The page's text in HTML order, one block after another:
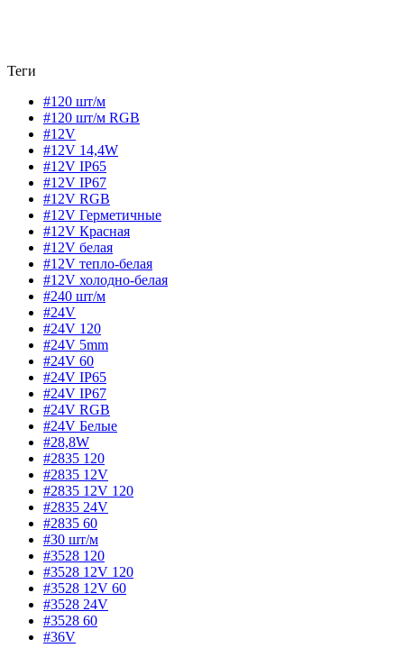
Теги
#120 шт/м
#120 шт/м RGB
#12V
#12V 14,4W
#12V IP65
#12V IP67
#12V RGB
#12V Герметичные
#12V Красная
#12V белая
#12V тепло-белая
#12V холодно-белая
#240 шт/м
#24V
#24V 120
#24V 5mm
#24V 60
#24V IP65
#24V IP67
#24V RGB
#24V Белые
#28,8W
#2835 120
#2835 12V
#2835 12V 120
#2835 24V
#2835 60
#30 шт/м
#3528 120
#3528 12V 120
#3528 12V 60
#3528 24V
#3528 60
#36V